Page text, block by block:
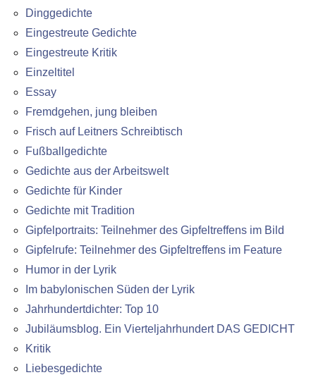
Dinggedichte
Eingestreute Gedichte
Eingestreute Kritik
Einzeltitel
Essay
Fremdgehen, jung bleiben
Frisch auf Leitners Schreibtisch
Fußballgedichte
Gedichte aus der Arbeitswelt
Gedichte für Kinder
Gedichte mit Tradition
Gipfelportraits: Teilnehmer des Gipfeltreffens im Bild
Gipfelrufe: Teilnehmer des Gipfeltreffens im Feature
Humor in der Lyrik
Im babylonischen Süden der Lyrik
Jahrhundertdichter: Top 10
Jubiläumsblog. Ein Vierteljahrhundert DAS GEDICHT
Kritik
Liebesgedichte